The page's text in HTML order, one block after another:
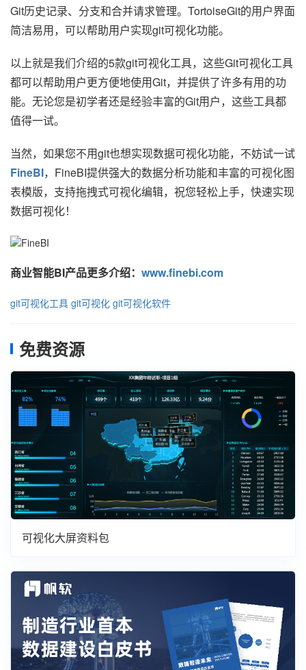
Git历史记录、分支和合并请求管理。TortoiseGit的用户界面
简洁易用，可以帮助用户实现git可视化功能。
以上就是我们介绍的5款git可视化工具，这些Git可视化工具
都可以帮助用户更方便地使用Git，并提供了许多有用的功
能。无论您是初学者还是经验丰富的Git用户，这些工具都
值得一试。
当然，如果您不用git也想实现数据可视化功能，不妨试一试
FineBI，FineBI提供强大的数据分析功能和丰富的可视化图
表模版，支持拖拽式可视化编辑，祝您轻松上手，快速实现
数据可视化！
商业智能BI产品更多介绍： www.finebi.com
git可视化工具 git可视化 git可视化软件
免费资源
可视化大屏资料包